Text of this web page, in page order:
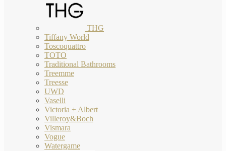
THG
Tiffany World
Toscoquattro
TOTO
Traditional Bathrooms
Treemme
Treesse
UWD
Vaselli
Victoria + Albert
Villeroy&Boch
Vismara
Vogue
Watergame